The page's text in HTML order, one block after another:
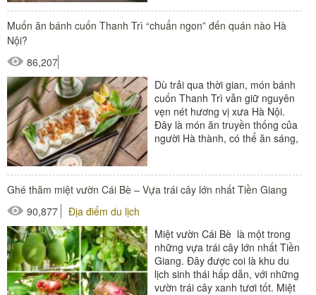
Muốn ăn bánh cuốn Thanh Trì “chuẩn ngon” đến quán nào Hà
Nội?
86,207
Dù trải qua thời gian, món bánh
cuốn Thanh Trì vẫn giữ nguyên
vẹn nét hương vị xưa Hà Nội.
Đây là món ăn truyền thống của
người Hà thành, có thể ăn sáng,
Ghé thăm miệt vườn Cái Bè – Vựa trái cây lớn nhất Tiền Giang
90,877
Địa điểm du lịch
Miệt vườn Cái Bè là một trong
những vựa trái cây lớn nhất Tiền
Giang. Đây được coi là khu du
lịch sinh thái hấp dẫn, với những
vườn trái cây xanh tươi tốt. Miệt